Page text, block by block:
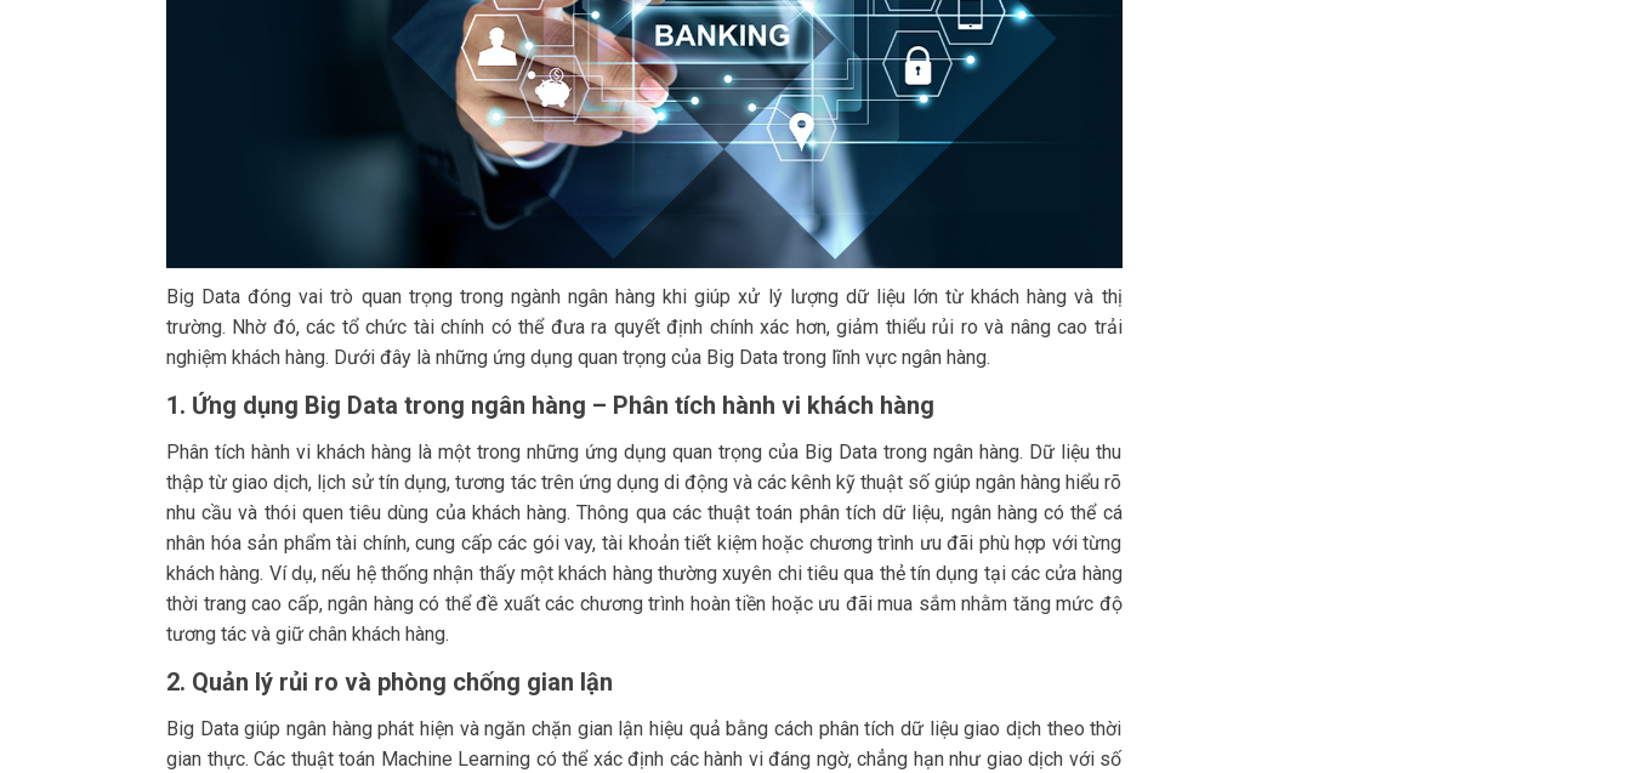
Big Data đóng vai trò quan trọng trong ngành ngân hàng khi giúp xử lý lượng dữ liệu lớn từ khách hàng và thị
trường. Nhờ đó, các tổ chức tài chính có thể đưa ra quyết định chính xác hơn, giảm thiểu rủi ro và nâng cao trải
nghiệm khách hàng. Dưới đây là những ứng dụng quan trọng của Big Data trong lĩnh vực ngân hàng.
1. Ứng dụng Big Data trong ngân hàng – Phân tích hành vi khách hàng
Phân tích hành vi khách hàng là một trong những ứng dụng quan trọng của Big Data trong ngân hàng. Dữ liệu thu
thập từ giao dịch, lịch sử tín dụng, tương tác trên ứng dụng di động và các kênh kỹ thuật số giúp ngân hàng hiểu rõ
nhu cầu và thói quen tiêu dùng của khách hàng. Thông qua các thuật toán phân tích dữ liệu, ngân hàng có thể cá
nhân hóa sản phẩm tài chính, cung cấp các gói vay, tài khoản tiết kiệm hoặc chương trình ưu đãi phù hợp với từng
khách hàng. Ví dụ, nếu hệ thống nhận thấy một khách hàng thường xuyên chi tiêu qua thẻ tín dụng tại các cửa hàng
thời trang cao cấp, ngân hàng có thể đề xuất các chương trình hoàn tiền hoặc ưu đãi mua sắm nhằm tăng mức độ
tương tác và giữ chân khách hàng.
2. Quản lý rủi ro và phòng chống gian lận
Big Data giúp ngân hàng phát hiện và ngăn chặn gian lận hiệu quả bằng cách phân tích dữ liệu giao dịch theo thời
gian thực. Các thuật toán Machine Learning có thể xác định các hành vi đáng ngờ, chẳng hạn như giao dịch với số